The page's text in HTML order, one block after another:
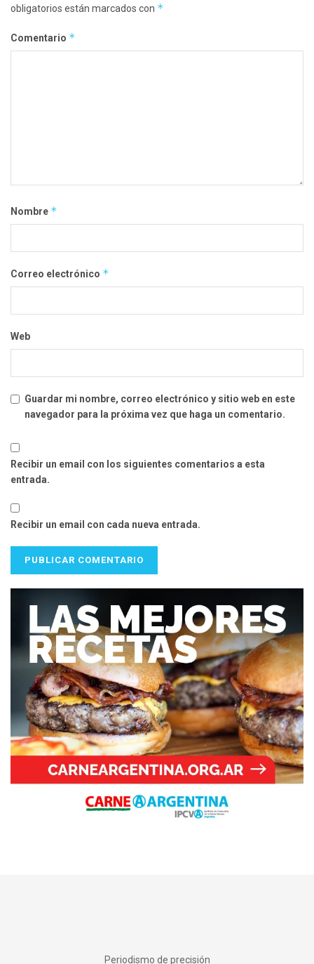
obligatorios están marcados con *
Comentario *
Nombre *
Correo electrónico *
Web
Guardar mi nombre, correo electrónico y sitio web en este
navegador para la próxima vez que haga un comentario.
Recibir un email con los siguientes comentarios a esta
entrada.
Recibir un email con cada nueva entrada.
Periodismo de precisión